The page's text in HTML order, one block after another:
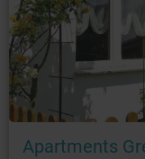
Apartments